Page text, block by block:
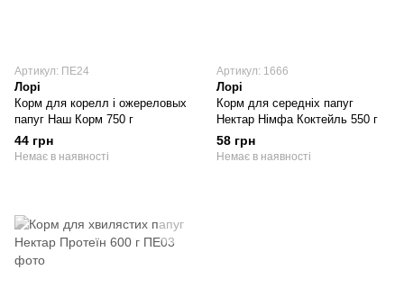
Артикул: ПЕ24
Лорі
Корм для корелл і ожереловых
папуг Наш Корм 750 г
44 грн
Немає в наявності
Артикул: 1666
Лорі
Корм для середніх папуг
Нектар Німфа Коктейль 550 г
58 грн
Немає в наявності